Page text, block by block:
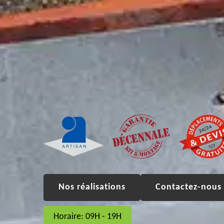
Nos réalisations Contactez-nous
Horaire: 09H - 19H